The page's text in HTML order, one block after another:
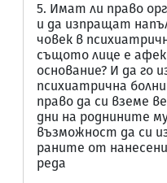
5. Имат ли право
и да изпращат
човек в
същото лице е
основание? И да го
психиатрична
право да си вземе
дни на роднините
възможност да си
раните от
реда